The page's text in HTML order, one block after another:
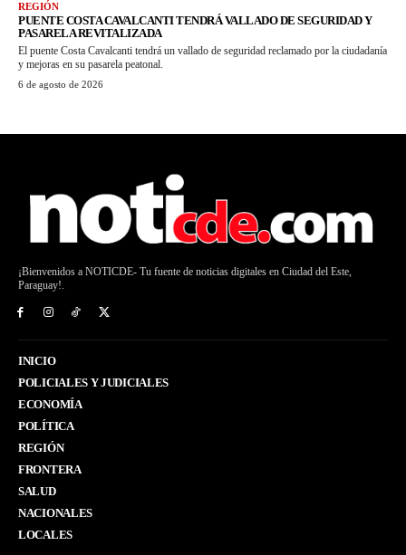
REGIÓN
PUENTE COSTA CAVALCANTI TENDRÁ VALLADO DE SEGURIDAD Y
PASARELA REVITALIZADA
El puente Costa Cavalcanti tendrá un vallado de seguridad reclamado por la ciudadanía
y mejoras en su pasarela peatonal.
6 de agosto de 2026
¡Bienvenidos a NOTICDE- Tu fuente de noticias digitales en Ciudad del Este,
Paraguay!.
INICIO
POLICIALES Y JUDICIALES
ECONOMÍA
POLÍTICA
REGIÓN
FRONTERA
SALUD
NACIONALES
LOCALES